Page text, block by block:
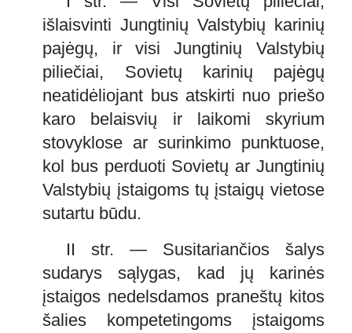
išlaisvinti Jungtinių Valstybių karinių
pajėgų, ir visi Jungtinių Valstybių
piliečiai, Sovietų karinių pajėgų
neatidėliojant bus atskirti nuo priešo
karo belaisvių ir laikomi skyrium
stovyklose ar surinkimo punktuose,
kol bus perduoti Sovietų ar Jungtinių
Valstybių įstaigoms tų įstaigų vietose
sutartu būdu.
II str. — Susitariančios šalys
sudarys sąlygas, kad jų karinės
įstaigos nedelsdamos praneštų kitos
šalies kompetetingoms įstaigoms